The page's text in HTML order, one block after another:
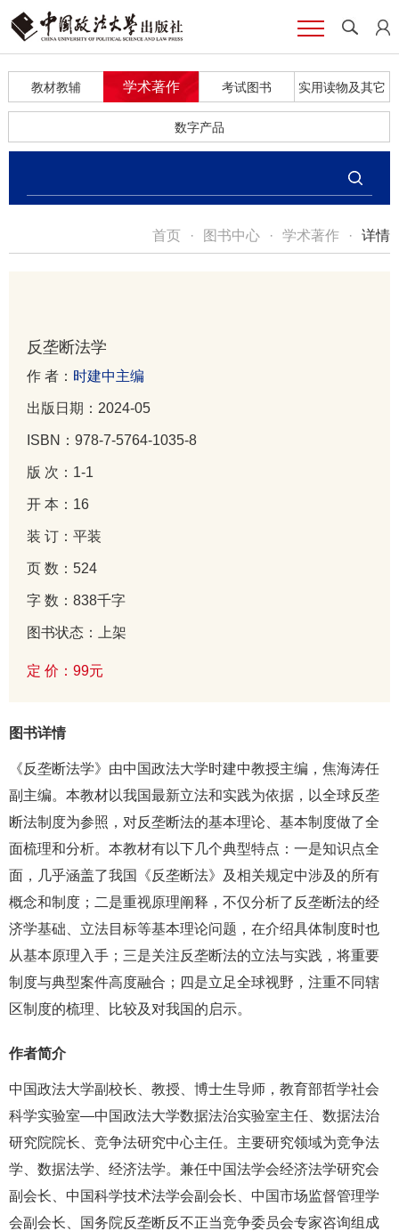
教材教辅 学术著作 考试图书 实用读物及其它
数字产品
首页 · 图书中心 · 学术著作 · 详情
反垄断法学
作 者： 时建中主编
出版日期：2024-05
ISBN：978-7-5764-1035-8
版 次：1-1
开 本：16
装 订：平装
页 数：524
字 数：838千字
图书状态：上架
定 价：99元
图书详情
《反垄断法学》由中国政法大学时建中教授主编，焦海涛任
副主编。本教材以我国最新立法和实践为依据，以全球反垄
断法制度为参照，对反垄断法的基本理论、基本制度做了全
面梳理和分析。本教材有以下几个典型特点：一是知识点全
面，几乎涵盖了我国《反垄断法》及相关规定中涉及的所有
概念和制度；二是重视原理阐释，不仅分析了反垄断法的经
济学基础、立法目标等基本理论问题，在介绍具体制度时也
从基本原理入手；三是关注反垄断法的立法与实践，将重要
制度与典型案件高度融合；四是立足全球视野，注重不同辖
区制度的梳理、比较及对我国的启示。
作者简介
中国政法大学副校长、教授、博士生导师，教育部哲学社会
科学实验室—中国政法大学数据法治实验室主任、数据法治
研究院院长、竞争法研究中心主任。主要研究领域为竞争法
学、数据法学、经济法学。兼任中国法学会经济法学研究会
副会长、中国科学技术法学会副会长、中国市场监督管理学
会副会长、国务院反垄断反不正当竞争委员会专家咨询组成